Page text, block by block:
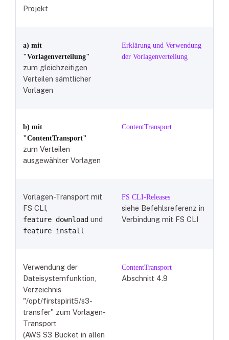
Projekt
a) mit
"Vorlagenverteilung"
zum gleichzeitigen
Verteilen sämtlicher
Vorlagen
Erklärung und Verwendung
der Vorlagenverteilung
b) mit
"ContentTransport"
zum Verteilen
ausgewählter Vorlagen
ContentTransport
Vorlagen-Transport mit
FS CLI,
feature download und
feature install
FS CLI-Releases
siehe Befehlsreferenz in
Verbindung mit FS CLI
Verwendung der
Dateisystemfunktion,
Verzeichnis
"/opt/firstspirit5/s3-
transfer" zum Vorlagen-
Transport
(AWS S3 Bucket in allen
ContentTransport
Abschnitt 4.9